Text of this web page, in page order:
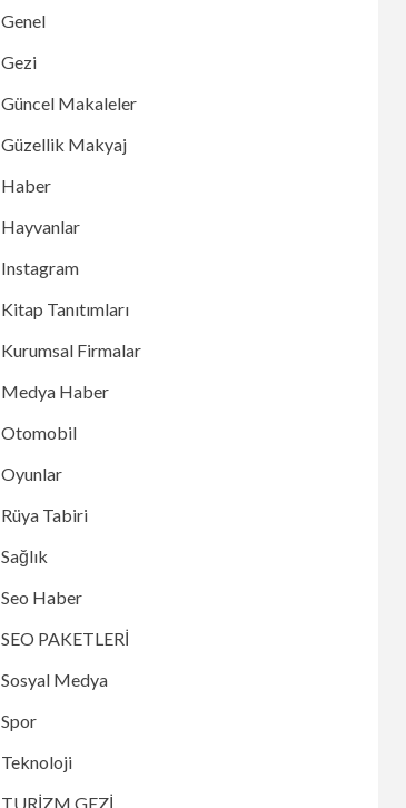
Genel
Gezi
Güncel Makaleler
Güzellik Makyaj
Haber
Hayvanlar
Instagram
Kitap Tanıtımları
Kurumsal Firmalar
Medya Haber
Otomobil
Oyunlar
Rüya Tabiri
Sağlık
Seo Haber
SEO PAKETLERİ
Sosyal Medya
Spor
Teknoloji
TURİZM GEZİ